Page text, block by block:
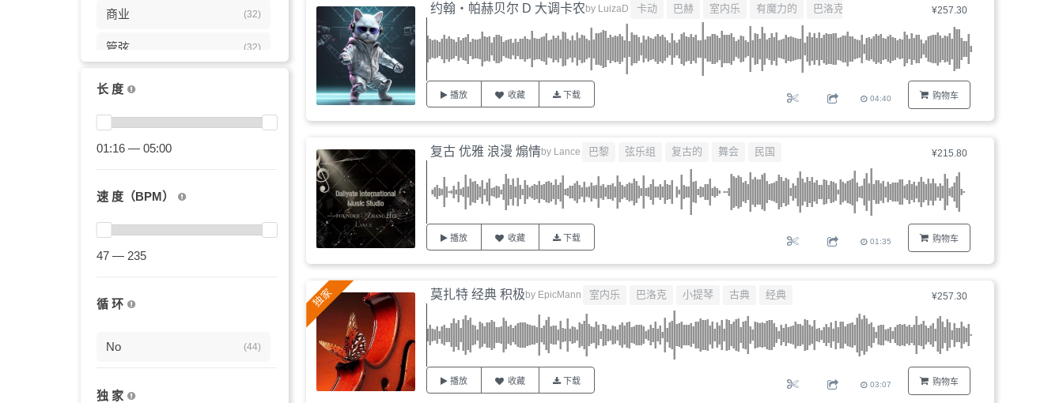
商业 (32)
管弦 (32)
振奋
活力
快乐
优雅
大提琴 (7)
长 度
01:16 — 05:00
速 度（BPM）
47 — 235
循 环
No (44)
独 家
¥257.30
购物车
约翰・帕赫贝尔 D 大调卡农by LuizaD 卡动 巴赫 室内乐 有魔力的 巴洛克
播放 收藏 下载 04:40
¥215.80
购物车
复古 优雅 浪漫 煽情by Lance 巴黎 弦乐组 复古的 舞会 民国
播放 收藏 下载 01:35
¥257.30
购物车
莫扎特 经典 积极by EpicMann 室内乐 巴洛克 小提琴 古典 经典
播放 收藏 下载 03:07